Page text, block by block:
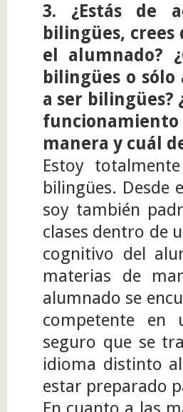
3. ¿Estás de
bilingües,
el alumnado?
bilingües o sólo
a ser bilingües?
manera y cuál
Estoy
bilingües. Desde
soy también
clases dentro de
cognitivo del
materias de
alumnado se
competente en
seguro que se
idioma distinto
estar preparado